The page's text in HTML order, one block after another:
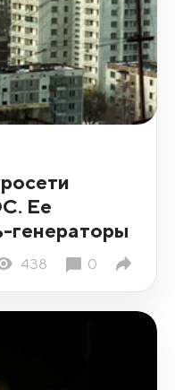
Ее
генераторы
438 0